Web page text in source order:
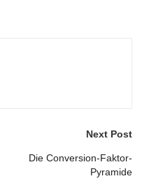
Next Post
Die Conversion-Faktor-
Pyramide